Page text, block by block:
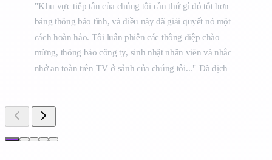
"Khu vực tiếp tân của chúng tôi cần thứ gì đó tốt hơn
bảng thông báo tĩnh, và điều này đã giải quyết nó một
cách hoàn hảo. Tôi luân phiên các thông điệp chào
mừng, thông báo công ty, sinh nhật nhân viên và nhắc
nhở an toàn trên TV ở sảnh của chúng tôi..." Đã dịch